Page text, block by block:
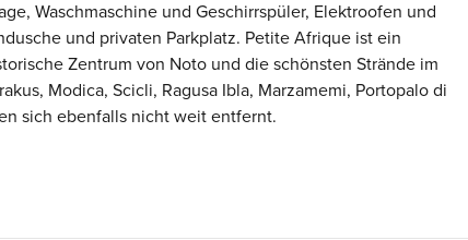
Waschmaschine und Geschirrspüler, Elektroofen und
und privaten Parkplatz. Petite Afrique ist ein
Zentrum von Noto und die schönsten Strände im
Modica, Scicli, Ragusa Ibla, Marzamemi, Portopalo di
sich ebenfalls nicht weit entfernt.